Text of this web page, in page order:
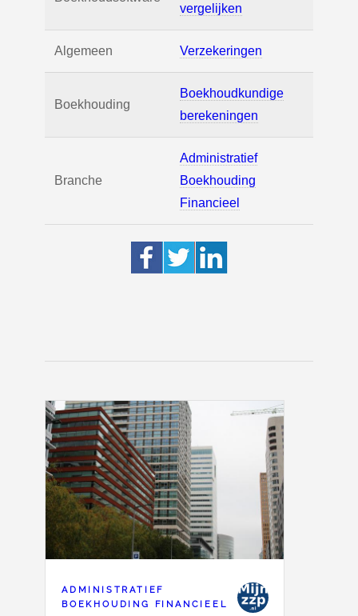
vergelijken
Algemeen Verzekeringen
Boekhouding
Boekhoudkundige
berekeningen
Branche
Administratief
Boekhouding
Financieel
ADMINISTRATIEF
BOEKHOUDING FINANCIEEL